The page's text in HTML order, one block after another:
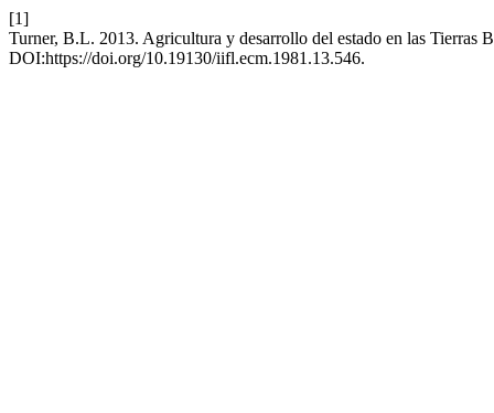
[1]
Turner, B.L. 2013. Agricultura y desarrollo del estado en las Tierras
DOI:https://doi.org/10.19130/iifl.ecm.1981.13.546.